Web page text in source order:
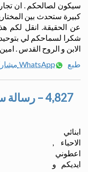
سيكون لصالحكم . ان
كبيرة ستحدث بين
عن الحقيقة. انقل لكم
شكرا لسماحكم لي
الابن و الروح القدس .
مشاركة عبر WhatsApp
طبع
4,827 –
ابنائي
الاحباء ,
اعطوني
ايديكم و